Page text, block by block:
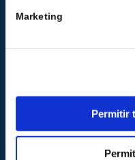
Marketing
Permitir